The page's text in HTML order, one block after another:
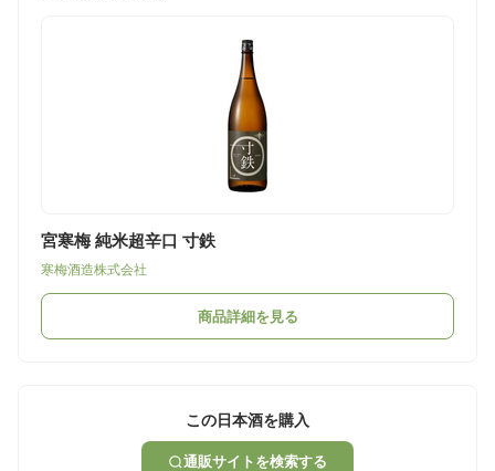
宮寒梅 純米超辛口 寸鉄
寒梅酒造株式会社
商品詳細を見る
この日本酒を購入
通販サイトを検索する